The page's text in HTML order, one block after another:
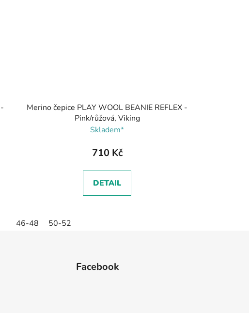
Merino čepice PLAY WOOL BEANIE REFLEX -
Pink/růžová, Viking
Skladem*
710 Kč
DETAIL
46-48 50-52
Facebook